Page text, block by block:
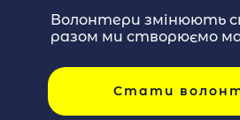
Волонтери змінюють
разом ми створюємо
Стати